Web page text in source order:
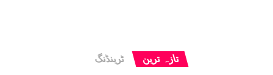
تازہ ترین ٹرینڈنگ